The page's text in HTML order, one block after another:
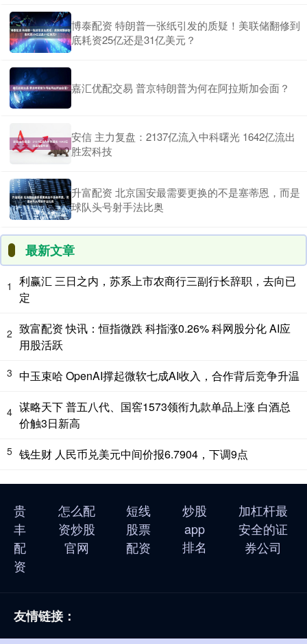
博泰配资 特朗普一张纸引发的质疑！美联储翻修到
底耗资25亿还是31亿美元？
嘉汇优配交易 普京特朗普为何在阿拉斯加会面？
安信 主力复盘：2137亿流入中科曙光 1642亿流出
胜宏科技
升富配资 北京国安最需要更换的不是塞蒂恩，而是
球队头号射手法比奥
最新文章
1
利赢汇 三日之内，苏系上市农商行三副行长辞职，去向已
定
2 致富配资 快讯：恒指微跌 科指涨0.26% 科网股分化 AI应
用股活跃
3 中玉束哈 OpenAI撑起微软七成AI收入，合作背后竞争升温
4 谋略天下 普五八代、国窖1573领衔九款单品上涨 白酒总
价触3日新高
5 钱生财 人民币兑美元中间价报6.7904，下调9点
贵
丰
配
资
怎么配
资炒股
官网
短线
股票
配资
炒股
app
排名
加杠杆最
安全的证
券公司
友情链接：